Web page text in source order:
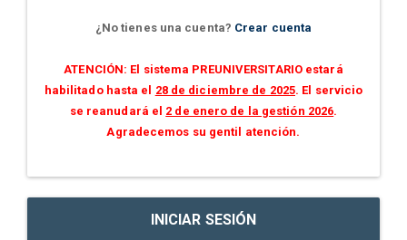
¿No tienes una cuenta? Crear cuenta
ATENCIÓN: El sistema PREUNIVERSITARIO estará
habilitado hasta el 28 de diciembre de 2025. El servicio
se reanudará el 2 de enero de la gestión 2026.
Agradecemos su gentil atención.
INICIAR SESIÓN